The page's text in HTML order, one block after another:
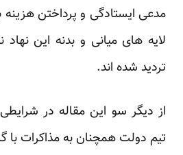
مدعی ایستادگی و پرداختن هزینه
لایه های میانی و بدنه این
تردید شده اند.
از دیگر سو این مقاله در